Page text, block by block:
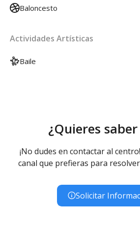
Baloncesto
Actividades Artísticas
Baile
¿Quieres
¡No dudes en contactar al
canal que prefieras para
Solicitar